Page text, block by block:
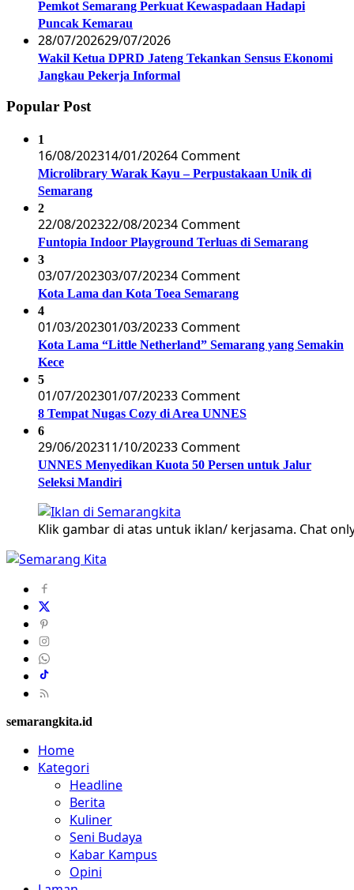
Pemkot Semarang Perkuat Kewaspadaan Hadapi
Puncak Kemarau
28/07/202629/07/2026
Wakil Ketua DPRD Jateng Tekankan Sensus Ekonomi
Jangkau Pekerja Informal
Popular Post
1
16/08/202314/01/20264 Comment
Microlibrary Warak Kayu – Perpustakaan Unik di
Semarang
2
22/08/202322/08/20234 Comment
Funtopia Indoor Playground Terluas di Semarang
3
03/07/202303/07/20234 Comment
Kota Lama dan Kota Toea Semarang
4
01/03/202301/03/20233 Comment
Kota Lama “Little Netherland” Semarang yang Semakin
Kece
5
01/07/202301/07/20233 Comment
8 Tempat Nugas Cozy di Area UNNES
6
29/06/202311/10/20233 Comment
UNNES Menyedikan Kuota 50 Persen untuk Jalur
Seleksi Mandiri
Klik gambar di atas untuk iklan/ kerjasama. Chat
semarangkita.id
Home
Kategori
Headline
Berita
Kuliner
Seni Budaya
Kabar Kampus
Opini